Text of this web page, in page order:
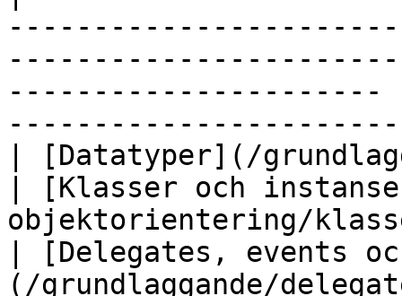
| [Datatyper](/
| [Klasser och
objektorientering/
| [Delegates, events
(/grundlaggande/